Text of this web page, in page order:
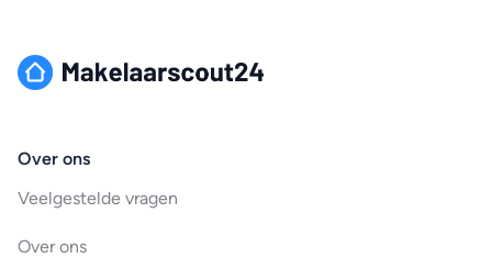
Over ons
Veelgestelde vragen
Over ons